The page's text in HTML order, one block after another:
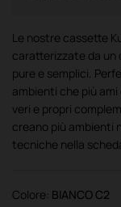
Le nostre cassette
caratterizzate da un
pure e semplici.
ambienti che più
veri e propri
creano più ambienti
tecniche nella
Colore: BIANCO C2